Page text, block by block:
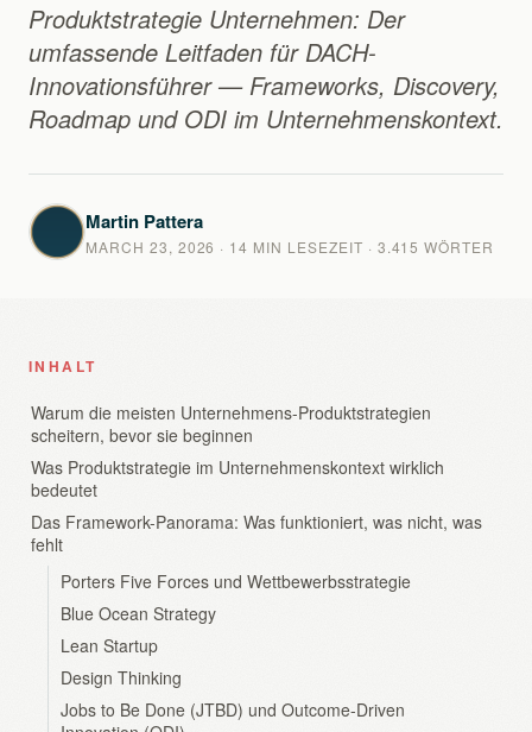
Produktstrategie Unternehmen: Der
umfassende Leitfaden für DACH-
Innovationsführer — Frameworks, Discovery,
Roadmap und ODI im Unternehmenskontext.
Martin Pattera
MARCH 23, 2026 · 14 MIN LESEZEIT · 3.415 WÖRTER
INHALT
Warum die meisten Unternehmens-Produktstrategien
scheitern, bevor sie beginnen
Was Produktstrategie im Unternehmenskontext wirklich
bedeutet
Das Framework-Panorama: Was funktioniert, was nicht, was
fehlt
Porters Five Forces und Wettbewerbsstrategie
Blue Ocean Strategy
Lean Startup
Design Thinking
Jobs to Be Done (JTBD) und Outcome-Driven